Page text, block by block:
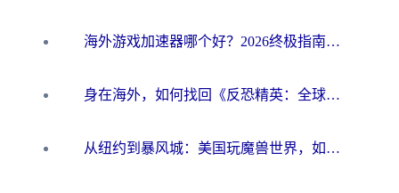
海外游戏加速器哪个好？2026终极指南帮你畅玩国服+解决卡顿难题
身在海外，如何找回《反恐精英：全球攻势》国服的丝滑手感？一份给你的终极指南
从纽约到暴风城：美国玩魔兽世界，如何找到你的最佳网络航线